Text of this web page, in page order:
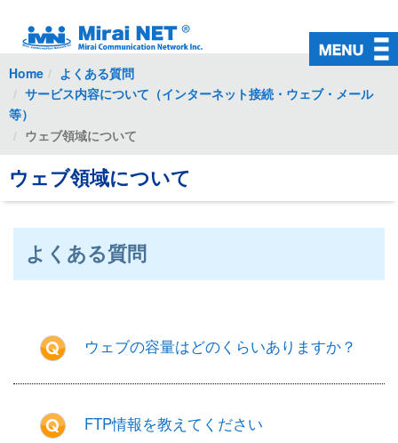
初めての方
インターネット接続
対応回線
有料オプション
よくある質問
Webメール
Home
よくある質問
サービス内容について（インターネット接続・ウェブ・メール
等）
ウェブ領域について
ウェブ領域について
よくある質問
ウェブの容量はどのくらいありますか？
FTP情報を教えてください